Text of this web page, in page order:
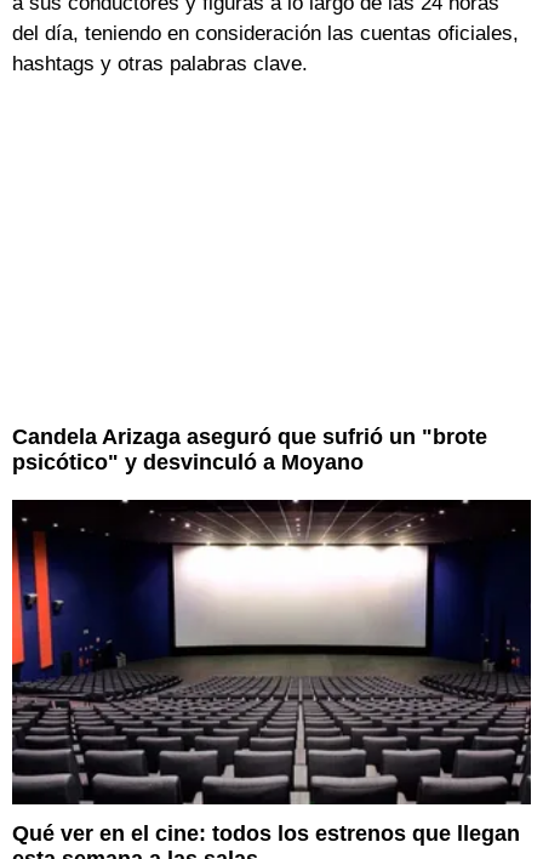
del día, teniendo en consideración las cuentas oficiales,
hashtags y otras palabras clave.
Candela Arizaga aseguró que sufrió un "brote
psicótico" y desvinculó a Moyano
Qué ver en el cine: todos los estrenos que llegan